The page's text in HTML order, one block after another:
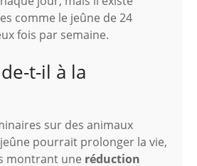
comme le jeûne de 24
fois par semaine.
t-il à la
sur des animaux
pourrait prolonger la vie,
montrant une réduction